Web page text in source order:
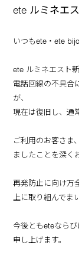
ete ルミネエ
いつもete・ete
ete ルミネエスト
電話回線の不具合
が、
現在は復旧し、通
ご利用のお客さま
ましたことを深く
再発防止に向け万
上に取り組んでま
今後ともeteなら
申し上げます。